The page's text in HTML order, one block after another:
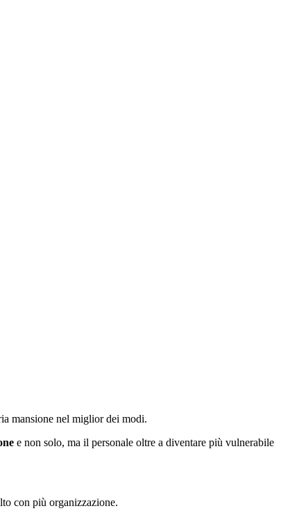
mansione nel miglior dei modi.
e non solo, ma il personale oltre a diventare più vulnerabile
con più organizzazione.